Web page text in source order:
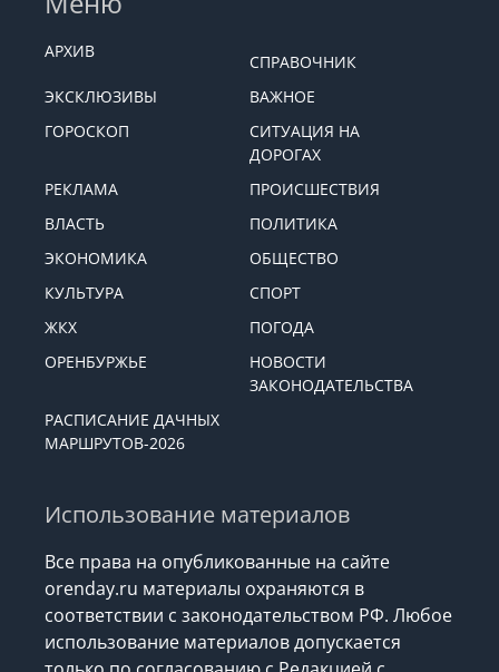
АРХИВ
СПРАВОЧНИК
ЭКСКЛЮЗИВЫ
ВАЖНОЕ
ГОРОСКОП
СИТУАЦИЯ НА
ДОРОГАХ
РЕКЛАМА
ПРОИСШЕСТВИЯ
ВЛАСТЬ
ПОЛИТИКА
ЭКОНОМИКА
ОБЩЕСТВО
КУЛЬТУРА
СПОРТ
ЖКХ
ПОГОДА
ОРЕНБУРЖЬЕ
НОВОСТИ
ЗАКОНОДАТЕЛЬСТВА
РАСПИСАНИЕ ДАЧНЫХ
МАРШРУТОВ-2026
Использование материалов
Все права на опубликованные на сайте
orenday.ru материалы охраняются в
соответствии с законодательством РФ. Любое
использование материалов допускается